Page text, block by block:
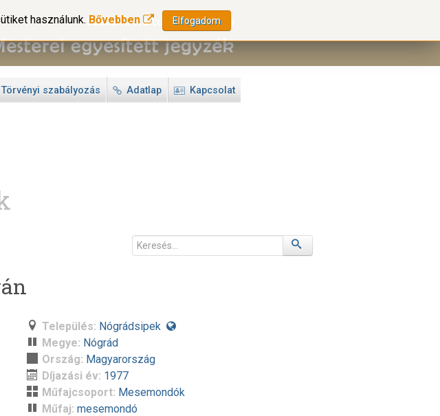
Törvényi szabályozás Adatlap Kapcsolat
használunk. Bővebben Elfogadom
Település: Nógrádsipek
Megye: Nógrád
Ország: Magyarország
Díjazási év: 1977
Műfajcsoport: Mesemondók
Műfaj:mesemondó